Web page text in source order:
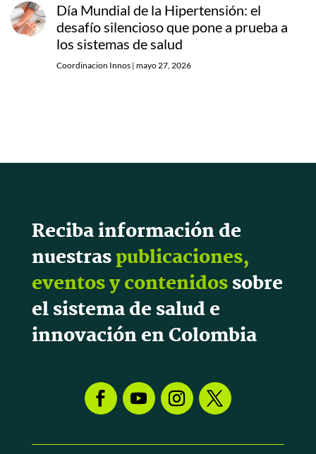
Día Mundial de la Hipertensión: el
desafío silencioso que pone a prueba a
los sistemas de salud
Coordinacion Innos | mayo 27, 2026
Reciba información de
nuestraspublicaciones,
eventos y contenidossobre
el sistema de salud e
innovación en Colombia